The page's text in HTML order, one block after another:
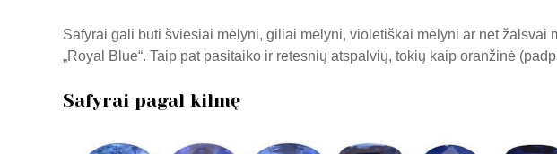
Safyrai gali būti šviesiai mėlyni, giliai mėlyni, violetiškai mėlyni ar net
„Royal Blue“. Taip pat pasitaiko ir retesnių atspalvių, tokių kaip oranžinė
Safyrai pagal kilmę